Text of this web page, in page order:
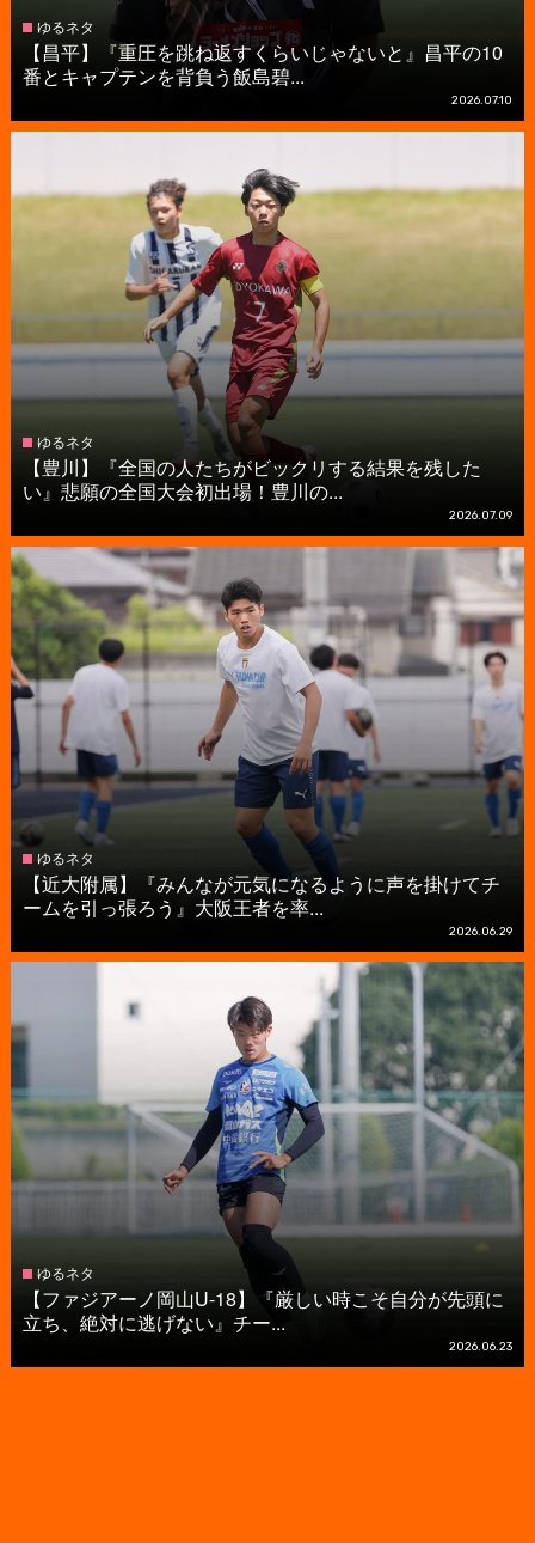
ゆるネタ
【昌平】『重圧を跳ね返すくらいじゃないと』昌平の10
番とキャプテンを背負う飯島碧...
2026.07.10
ゆるネタ
【豊川】『全国の人たちがビックリする結果を残した
い』悲願の全国大会初出場！豊川の...
2026.07.09
ゆるネタ
【近大附属】『みんなが元気になるように声を掛けてチ
ームを引っ張ろう』大阪王者を率...
2026.06.29
ゆるネタ
【ファジアーノ岡山U-18】『厳しい時こそ自分が先頭に
立ち、絶対に逃げない』チー...
2026.06.23